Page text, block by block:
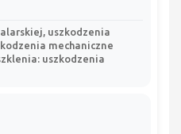
uszkodzenia
mechaniczne
uszkodzenia